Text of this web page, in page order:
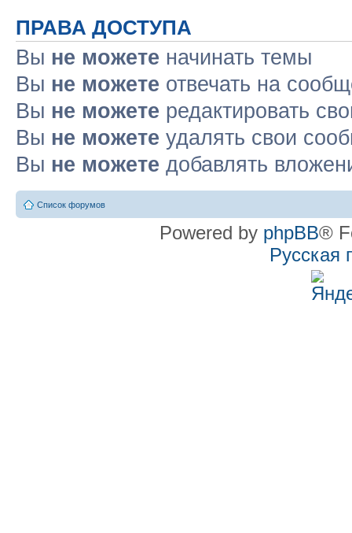
ПРАВА ДОСТУПА
Вы не можете начинать темы
Вы не можете отвечать на
Вы не можете редактировать
Вы не можете удалять свои
Вы не можете добавлять
Список форумов
Powered by phpBB®
Русская